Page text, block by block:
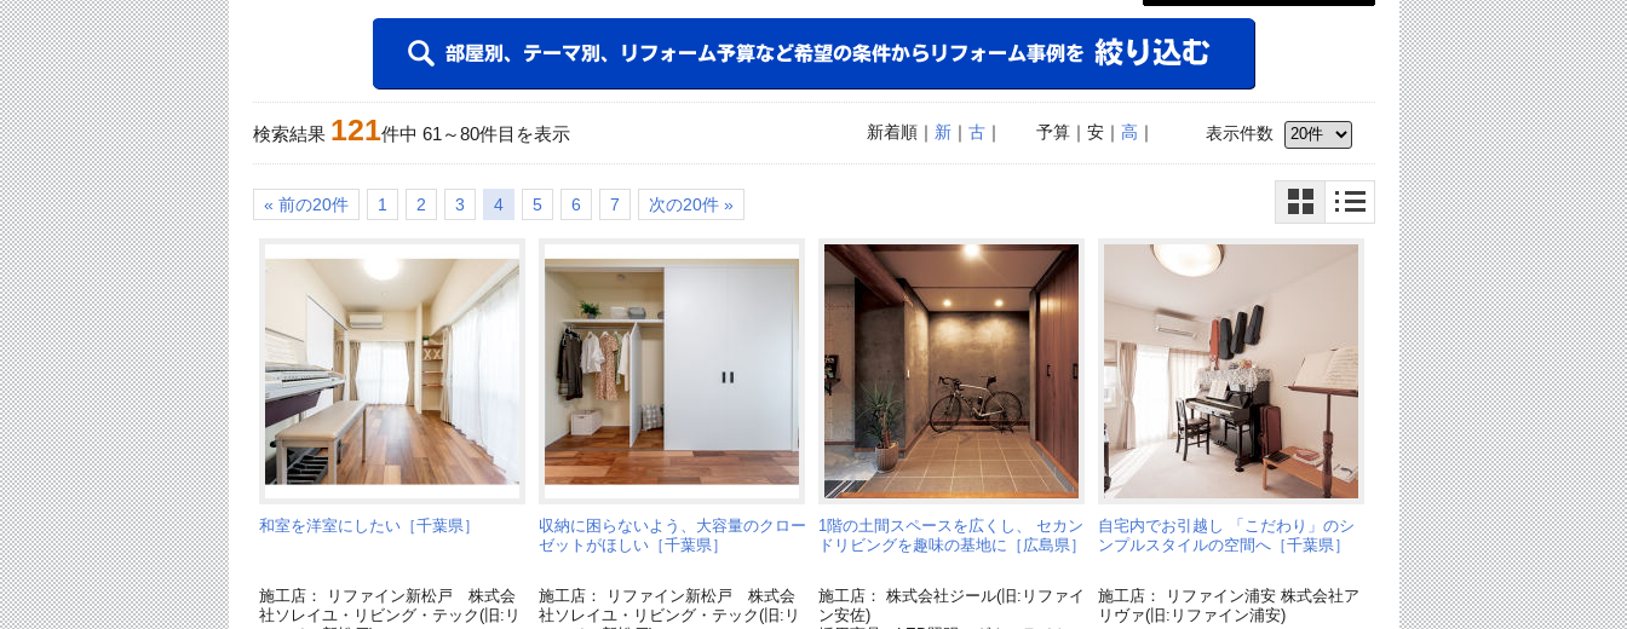
検索結果 121件中 61 ～80件目を表示 表示件数
予算｜安｜ 高 ｜
新着順｜ 新｜ 古｜
« 前の20件 1 2 3 4 5 6 7 次の20件 »
和室を洋室にしたい［千葉県］
施工店： リファイン新松戸 株式会
社ソレイユ・リビング・テック(旧:リ
収納に困らないよう、大容量のクロー
ゼットがほしい［千葉県］
施工店： リファイン新松戸 株式会
社ソレイユ・リビング・テック(旧:リ
1階の土間スペースを広くし、 セカン
ドリビングを趣味の基地に［広島県］
施工店： 株式会社ジール(旧:リファイ
ン安佐)
自宅内でお引越し 「こだわり」のシ
ンプルスタイルの空間へ［千葉県］
施工店： リファイン浦安 株式会社ア
リヴァ(旧:リファイン浦安)